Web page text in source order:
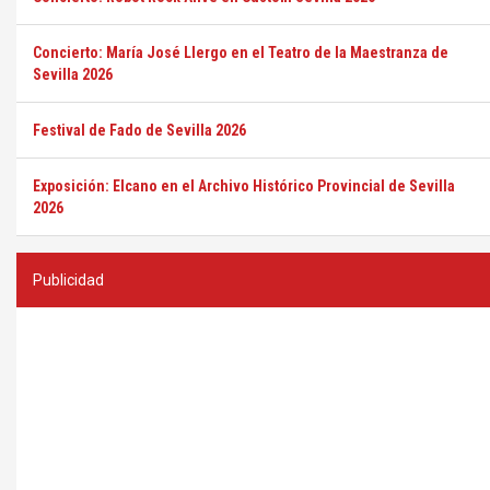
Concierto: María José Llergo en el Teatro de la Maestranza de
Sevilla 2026
Festival de Fado de Sevilla 2026
Exposición: Elcano en el Archivo Histórico Provincial de Sevilla
2026
Publicidad